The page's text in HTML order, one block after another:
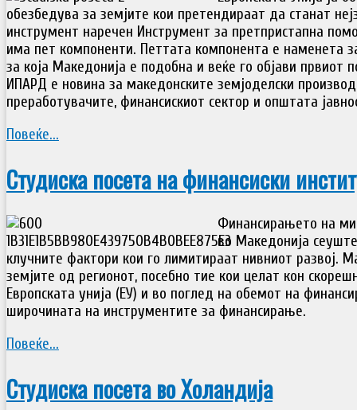
обезбедува за земјите кои претендираат да станат
инструмент наречен Инструмент за претпристапна
има пет компоненти. Петтата компонента е наменета
за која Македонија е подобна и веќе го објави првиот
ИПАРД е новина за македонските земјоделски
преработувачите, финансискиот сектор и општата
Повеќе...
Студиска посета на финансиски
Финансирањето на
во Македонија
клучните фактори кои го лимитираат нивниот развој.
земјите од регионот, посебно тие кои целат кон
Европската унија (ЕУ) и во поглед на обемот на
широчината на инструментите за финансирање.
Повеќе...
Студиска посета во Холандија